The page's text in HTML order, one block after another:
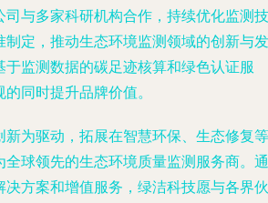
与多家科研机构合作，持续优化监测技
定，推动生态环境监测领域的创新与发
监测数据的碳足迹核算和绿色认证服
同时提升品牌价值。
为驱动，拓展在智慧环保、生态修复等
球领先的生态环境质量监测服务商。通
方案和增值服务，绿洁科技愿与各界伙